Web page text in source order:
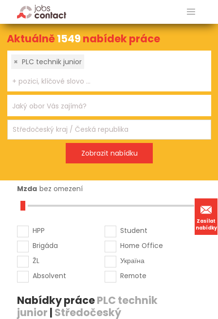
Zasílat
nabídky
Aktuálně1549 nabídek práce
× PLC technik junior
Mzda bez omezení
HPP
Brigáda
ŽL
Absolvent
Student
Home Office
Україна
Remote
Nabídky prácePLC technik
junior | Středočeský